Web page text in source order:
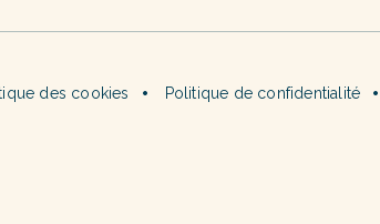
des cookies Politique de confidentialité